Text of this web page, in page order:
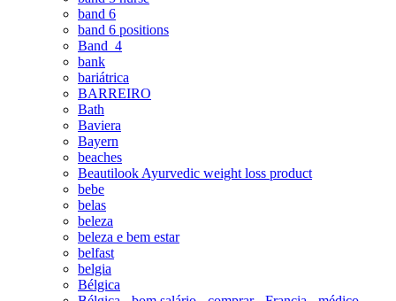
band 6
band 6 positions
Band_4
bank
bariátrica
BARREIRO
Bath
Baviera
Bayern
beaches
Beautilook Ayurvedic weight loss product
bebe
belas
beleza
beleza e bem estar
belfast
belgia
Bélgica